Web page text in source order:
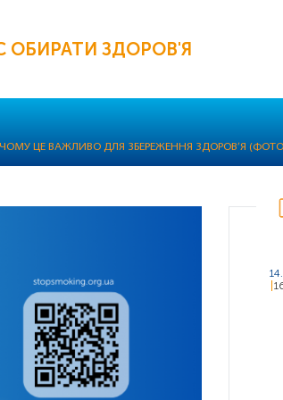
ОБИРАТИ ЗДОРОВ'Я
ЦЕ ВАЖЛИВО ДЛЯ ЗБЕРЕЖЕННЯ ЗДОРОВ’Я